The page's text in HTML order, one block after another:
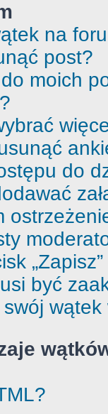
na
post?
moich
do
być
wątek